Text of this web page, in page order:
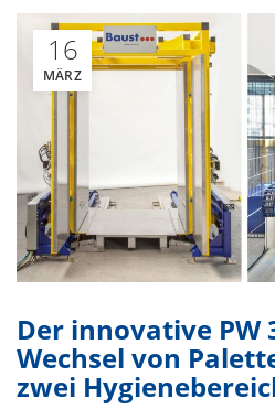
16
MÄRZ
Der innovative PW
Wechsel von
zwei